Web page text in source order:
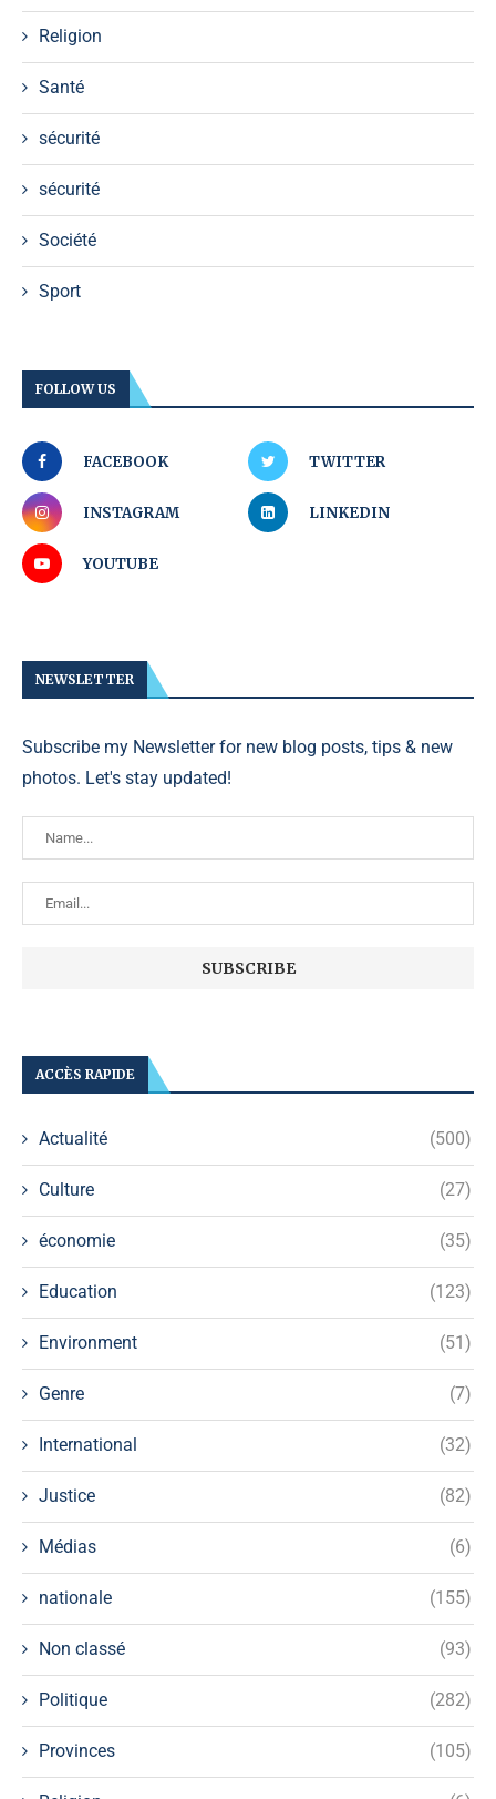
Religion
Santé
sécurité
sécurité
Société
Sport
FOLLOW US
FACEBOOK TWITTER
INSTAGRAM LINKEDIN
YOUTUBE
NEWSLETTER
Subscribe my Newsletter for new blog posts, tips & new
photos. Let's stay updated!
ACCÈS RAPIDE
Actualité (500)
Culture (27)
économie (35)
Education (123)
Environment (51)
Genre (7)
International (32)
Justice (82)
Médias (6)
nationale (155)
Non classé (93)
Politique (282)
Provinces (105)